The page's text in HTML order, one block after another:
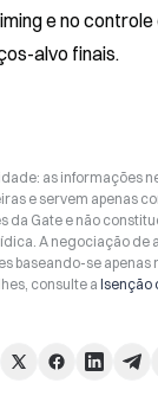
e no controle
alvo finais.
as informações
e servem apenas
da Gate e não
A negociação de
baseando-se apenas
consulte a Isenção